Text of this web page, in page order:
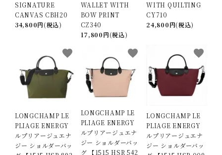
SIGNATURE
CANVAS CBH20
34,800円(税込)
WALLET WITH
BOW PRINT
CZ340
17,800円(税込)
WITH QUILTING
CY710
24,800円(税込)
LONGCHAMP LE
PLIAGE ENERGY
ルプリアージュエナ
ジー ショルダーバッ
favorite
LONGCHAMP LE
PLIAGE ENERGY
ルプリアージュエナ
ジー ショルダーバッ
グ 【1515 HSR 542
favorite
LONGCHAMP LE
PLIAGE ENERGY
ルプリアージュエナ
ジー ショルダーバッ
favorite